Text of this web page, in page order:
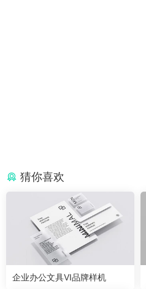
猜你喜欢
企业办公文具VI品牌样机